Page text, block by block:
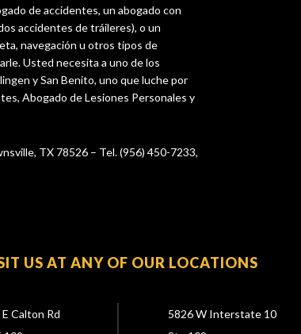
de accidentes, un abogado con
accidentes de tráileres), o un
navegación u otros tipos de
Usted necesita a uno de los
y San Benito, uno que luche por
Abogado de Lesiones Personales y
TX 78526 – Tel. (956) 450-7233,
US AT ANY OF OUR LOCATIONS
Calton Rd
5826 W Interstate 10